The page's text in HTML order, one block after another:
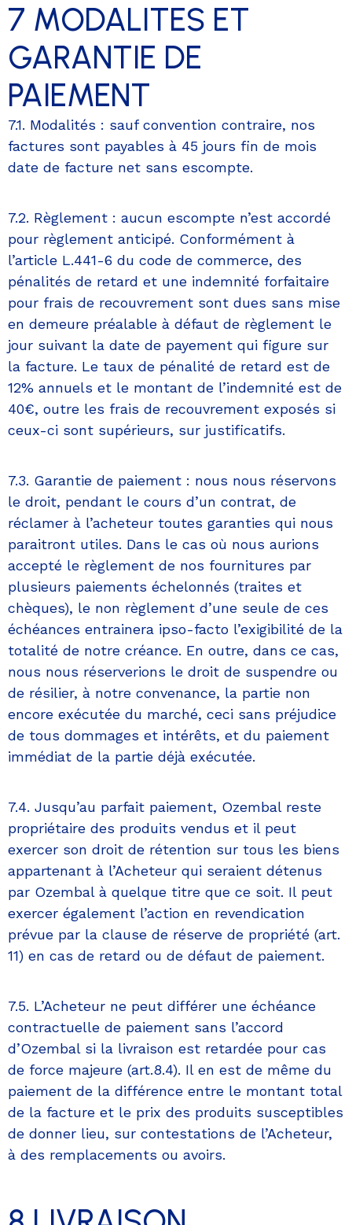
7 MODALITES ET
GARANTIE DE
PAIEMENT
7.1. Modalités : sauf convention contraire, nos
factures sont payables à 45 jours fin de mois
date de facture net sans escompte.
7.2. Règlement : aucun escompte n’est accordé
pour règlement anticipé. Conformément à
l’article L.441-6 du code de commerce, des
pénalités de retard et une indemnité forfaitaire
pour frais de recouvrement sont dues sans mise
en demeure préalable à défaut de règlement le
jour suivant la date de payement qui figure sur
la facture. Le taux de pénalité de retard est de
12% annuels et le montant de l’indemnité est de
40€, outre les frais de recouvrement exposés si
ceux-ci sont supérieurs, sur justificatifs.
7.3. Garantie de paiement : nous nous réservons
le droit, pendant le cours d’un contrat, de
réclamer à l’acheteur toutes garanties qui nous
paraitront utiles. Dans le cas où nous aurions
accepté le règlement de nos fournitures par
plusieurs paiements échelonnés (traites et
chèques), le non règlement d’une seule de ces
échéances entrainera ipso-facto l’exigibilité de la
totalité de notre créance. En outre, dans ce cas,
nous nous réserverions le droit de suspendre ou
de résilier, à notre convenance, la partie non
encore exécutée du marché, ceci sans préjudice
de tous dommages et intérêts, et du paiement
immédiat de la partie déjà exécutée.
7.4. Jusqu’au parfait paiement, Ozembal reste
propriétaire des produits vendus et il peut
exercer son droit de rétention sur tous les biens
appartenant à l’Acheteur qui seraient détenus
par Ozembal à quelque titre que ce soit. Il peut
exercer également l’action en revendication
prévue par la clause de réserve de propriété (art.
11) en cas de retard ou de défaut de paiement.
7.5. L’Acheteur ne peut différer une échéance
contractuelle de paiement sans l’accord
d’Ozembal si la livraison est retardée pour cas
de force majeure (art.8.4). Il en est de même du
paiement de la différence entre le montant total
de la facture et le prix des produits susceptibles
de donner lieu, sur contestations de l’Acheteur,
à des remplacements ou avoirs.